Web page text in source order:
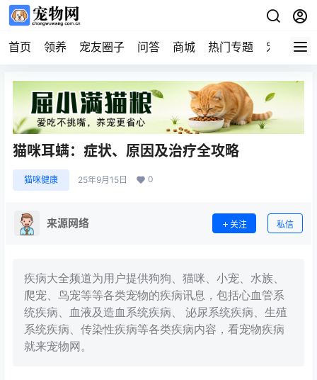
首页 领养 宠友圈子 问答 商城 热门专题 宠物企业
猫咪耳螨：症状、原因及治疗全攻略
猫咪健康 25年9月15日 0
来源网络 关注 私信
疾病大全频道为用户提供狗狗、猫咪、小宠、水族、
爬宠、鸟宠等等各类宠物的疾病讯息，包括心血管系
统疾病、血液及造血系统疾病、 泌尿系统疾病、生殖
系统疾病、传染性疾病等各类疾病内容，看宠物疾病
就来宠物网。